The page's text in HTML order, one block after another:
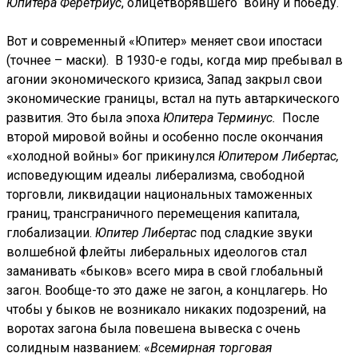
Юпитера Феретриус, олицетворявшего войну и победу.
Вот и современный «Юпитер» меняет свои ипостаси
(точнее – маски). В 1930-е годы, когда мир пребывал в
агонии экономического кризиса, Запад закрыл свои
экономические границы, встал на путь автаркического
развития. Это была эпоха Юпитера Терминус.
После
второй мировой войны и особенно после окончания
«холодной войны» бог прикинулся Юпитером Либертас,
исповедующим идеалы либерализма, свободной
торговли, ликвидации национальных таможенных
границ, трансграничного перемещения капитала,
глобализации. Юпитер Либертас под сладкие звуки
волшебной флейты либеральных идеологов стал
заманивать «быков» всего мира в свой глобальный
загон. Вообще-то это даже не загон, а концлагерь. Но
чтобы у быков не возникало никаких подозрений, на
воротах загона была повешена вывеска с очень
солидным названием: «Всемирная торговая